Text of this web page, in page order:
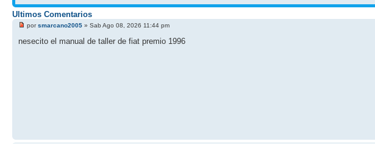
Ultimos Comentarios
porsmarcano2005 » Sab Ago 08, 2026 11:44 pm
nesecito el manual de taller de fiat premio 1996